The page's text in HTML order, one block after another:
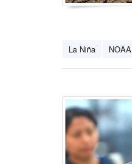
La Niña NOAA